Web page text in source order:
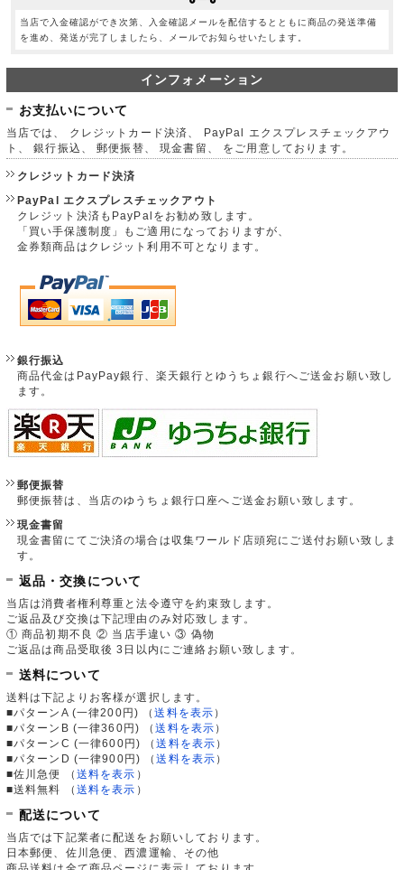
当店で入金確認ができ次第、入金確認メールを配信するとともに商品の発送準備
を進め、発送が完了しましたら、メールでお知らせいたします。
インフォメーション
お支払いについて
当店では、 クレジットカード決済、 PayPal エクスプレスチェックアウ
ト、 銀行振込、 郵便振替、 現金書留、 をご用意しております。
クレジットカード決済
PayPal エクスプレスチェックアウト
クレジット決済もPayPalをお勧め致します。
「買い手保護制度」もご適用になっておりますが、
金券類商品はクレジット利用不可となります。
銀行振込
商品代金はPayPay銀行、楽天銀行とゆうちょ銀行へご送金お願い致し
ます。
郵便振替
郵便振替は、当店のゆうちょ銀行口座へご送金お願い致します。
現金書留
現金書留にてご決済の場合は収集ワールド店頭宛にご送付お願い致しま
す。
返品・交換について
当店は消費者権利尊重と法令遵守を約束致します。
ご返品及び交換は下記理由のみ対応致します。
① 商品初期不良 ② 当店手違い ③ 偽物
ご返品は商品受取後 3日以内にご連絡お願い致します。
送料について
送料は下記よりお客様が選択します。
■パターンA (一律200円)
（送料を表示 ）
■パターンB (一律360円)
（送料を表示 ）
■パターンC (一律600円)
（送料を表示 ）
■パターンD (一律900円)
（送料を表示 ）
■佐川急便
（ 送料を表示 ）
■送料無料
（ 送料を表示 ）
配送について
当店では下記業者に配送をお願いしております。
日本郵便、佐川急便、西濃運輸、その他